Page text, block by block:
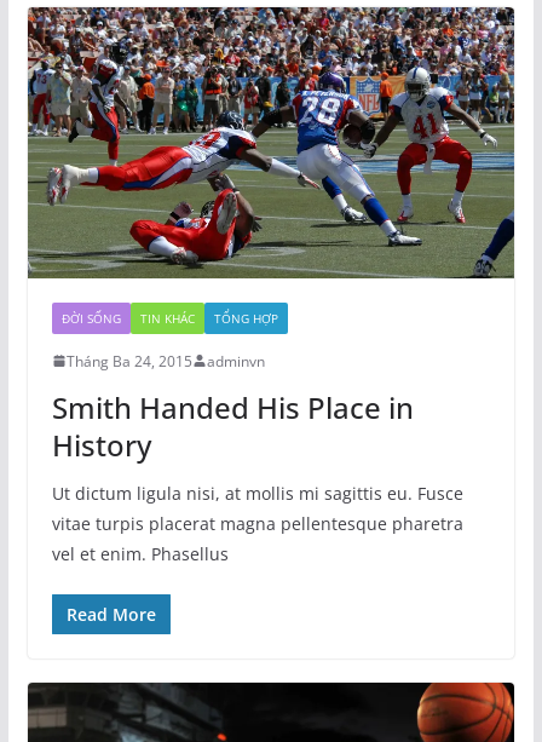
ĐỜI SỐNG TIN KHÁC TỔNG HỢP
Tháng Ba 24, 2015 adminvn
Smith Handed His Place in
History
Ut dictum ligula nisi, at mollis mi sagittis eu. Fusce
vitae turpis placerat magna pellentesque pharetra
vel et enim. Phasellus
Read More